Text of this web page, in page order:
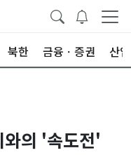
북한 금융ㆍ증권 산업
와의 '속도전'